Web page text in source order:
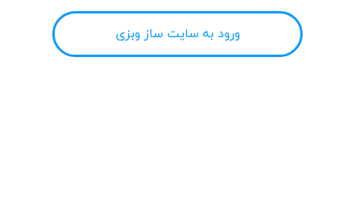
ورود به سایت ساز وبزی